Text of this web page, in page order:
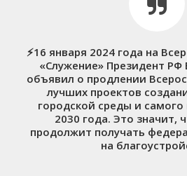
⚡️16 января 2024 года на
«Служение» Президент
объявил о продлении
лучших проектов
городской среды и самого
2030 года. Это значит,
продолжит получать
на